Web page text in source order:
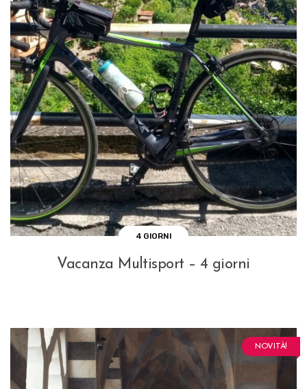
4 GIORNI
Vacanza Multisport – 4 giorni
NOVITÀ!